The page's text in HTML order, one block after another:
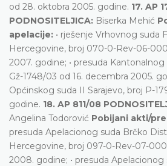
od 28. oktobra 2005. godine. 17. AP
PODNOSITELJICA: Biserka Mehić
apelacije: • rješenje Vrhovnog suda
Hercegovine, broj 070-0-Rev-06-
2007. godine; • presuda Kantonalnog
Gž-1748/03 od 16. decembra 2005.
Općinskog suda II Sarajevo, broj P-
godine. 18. AP 811/08
Angelina Todorović Pobijani akti/
presuda Apelacionog suda Brčko
Hercegovine, broj 097-0-Rev-07-
2008. godine; • presuda